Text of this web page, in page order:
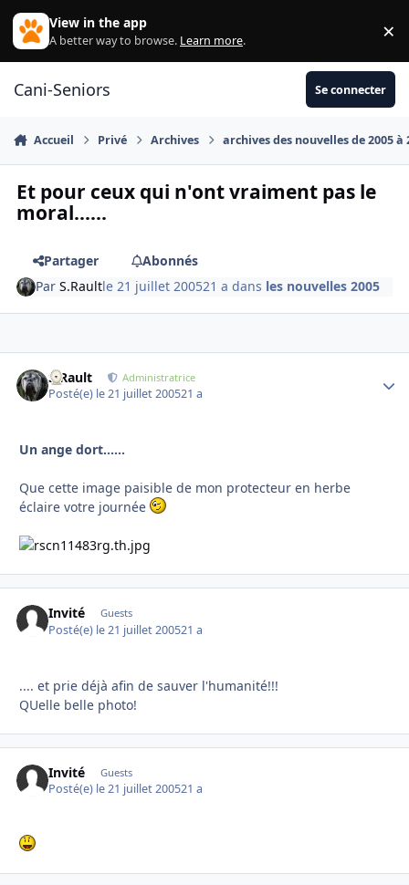
Aller au contenu
View in the app
A better way to browse. Learn more. ×
Cani-Seniors Se connecter
Accueil Privé Archives archives des nouvelles de 2005 à
Et pour ceux qui n'ont vraiment pas le
moral......
Partager
Abonnés
ParS.Raultle 21 juillet 200521 a dans les nouvelles 2005
S.Rault Administratrice
Posté(e) le 21 juillet 200521 a
Un ange dort......
Que cette image paisible de mon protecteur en herbe
éclaire votre journée
Invité Guests
Posté(e) le 21 juillet 200521 a
.... et prie déjà afin de sauver l'humanité!!!
QUelle belle photo!
Invité Guests
Posté(e) le 21 juillet 200521 a